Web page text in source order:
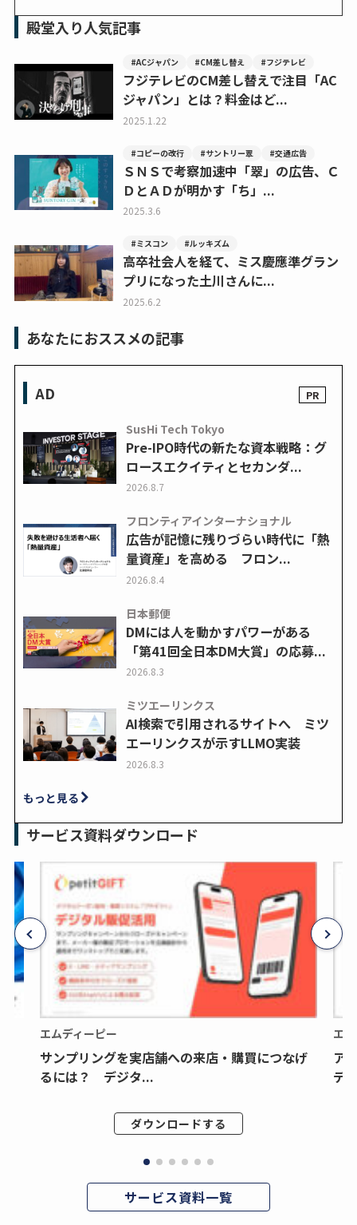
殿堂入り人気記事
#ACジャパン #CM差し替え #フジテレビ
フジテレビのCM差し替えで注目「AC
ジャパン」とは？料金はど...
2025.1.22
#コピーの改行 #サントリー翠 #交通広告
ＳＮＳで考察加速中「翠」の広告、Ｃ
ＤとＡＤが明かす「ち」...
2025.3.6
#ミスコン #ルッキズム
高卒社会人を経て、ミス慶應準グラン
プリになった土川さんに...
2025.6.2
あなたにおススメの記事
AD
SusHi Tech Tokyo
Pre-IPO時代の新たな資本戦略：グ
ロースエクイティとセカンダ...
2026.8.7
フロンティアインターナショナル
広告が記憶に残りづらい時代に「熱
量資産」を高める フロン...
2026.8.4
日本郵便
DMには人を動かすパワーがある
「第41回全日本DM大賞」の応募...
2026.8.3
ミツエーリンクス
AI検索で引用されるサイトへ ミツ
エーリンクスが示すLLMO実装
2026.8.3
もっと見る
サービス資料ダウンロード
エムディーピー
サンプリングを実店舗への来店・購買につなげ
るには？ デジタ...
ダウンロードする
エ
ア
デ
サービス資料一覧